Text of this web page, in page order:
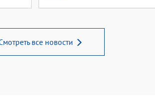
все новости